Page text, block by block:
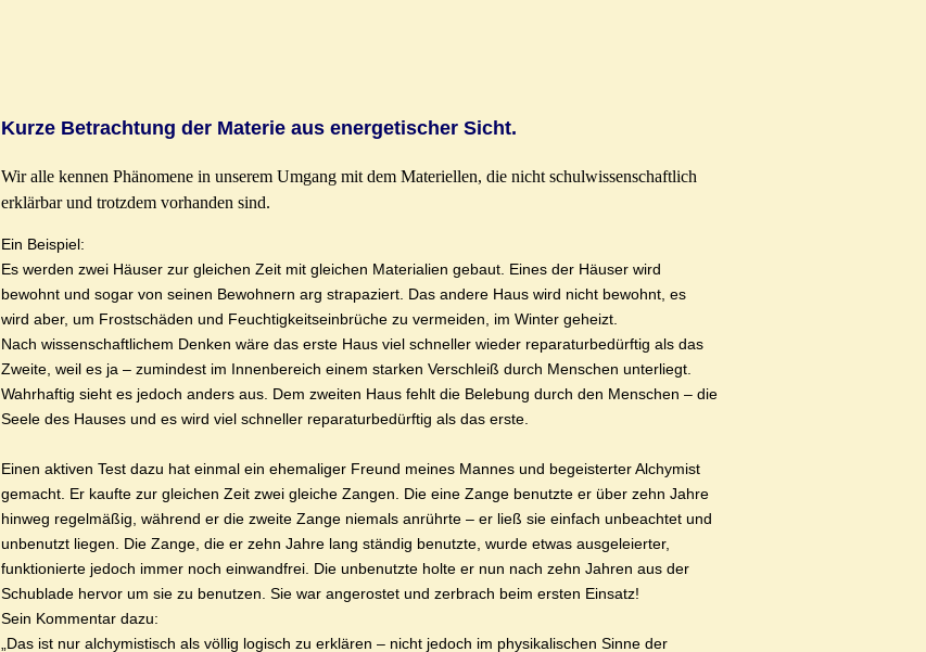
Kurze Betrachtung der Materie aus energetischer Sicht.
Wir alle kennen Phänomene in unserem Umgang mit dem Materiellen, die nicht schulwissenschaftlich
erklärbar und trotzdem vorhanden sind.
Ein Beispiel:
Es werden zwei Häuser zur gleichen Zeit mit gleichen Materialien gebaut. Eines der Häuser wird
bewohnt und sogar von seinen Bewohnern arg strapaziert. Das andere Haus wird nicht bewohnt, es
wird aber, um Frostschäden und Feuchtigkeitseinbrüche zu vermeiden, im Winter geheizt.
Nach wissenschaftlichem Denken wäre das erste Haus viel schneller wieder reparaturbedürftig als das
Zweite, weil es ja – zumindest im Innenbereich einem starken Verschleiß durch Menschen unterliegt.
Wahrhaftig sieht es jedoch anders aus. Dem zweiten Haus fehlt die Belebung durch den Menschen – die
Seele des Hauses und es wird viel schneller reparaturbedürftig als das erste.
Einen aktiven Test dazu hat einmal ein ehemaliger Freund meines Mannes und begeisterter Alchymist
gemacht. Er kaufte zur gleichen Zeit zwei gleiche Zangen. Die eine Zange benutzte er über zehn Jahre
hinweg regelmäßig, während er die zweite Zange niemals anrührte – er ließ sie einfach unbeachtet und
unbenutzt liegen. Die Zange, die er zehn Jahre lang ständig benutzte, wurde etwas ausgeleierter,
funktionierte jedoch immer noch einwandfrei. Die unbenutzte holte er nun nach zehn Jahren aus der
Schublade hervor um sie zu benutzen. Sie war angerostet und zerbrach beim ersten Einsatz!
Sein Kommentar dazu:
„Das ist nur alchymistisch als völlig logisch zu erklären – nicht jedoch im physikalischen Sinne der